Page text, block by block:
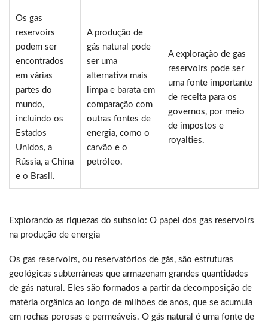
Os gas
reservoirs
podem ser
encontrados
em várias
partes do
mundo,
incluindo os
Estados
Unidos, a
Rússia, a China
e o Brasil.
A produção de
gás natural pode
ser uma
alternativa mais
limpa e barata em
comparação com
outras fontes de
energia, como o
carvão e o
petróleo.
A exploração de gas
reservoirs pode ser
uma fonte importante
de receita para os
governos, por meio
de impostos e
royalties.
Explorando as riquezas do subsolo: O papel dos gas reservoirs
na produção de energia
Os gas reservoirs, ou reservatórios de gás, são estruturas
geológicas subterrâneas que armazenam grandes quantidades
de gás natural. Eles são formados a partir da decomposição de
matéria orgânica ao longo de milhões de anos, que se acumula
em rochas porosas e permeáveis. O gás natural é uma fonte de